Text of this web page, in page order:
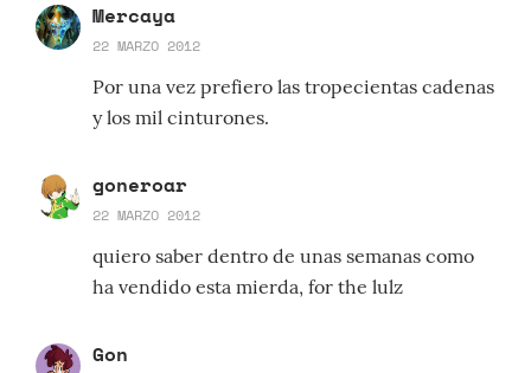
Mercaya
22 MARZO 2012
Por una vez prefiero las tropecientas cadenas
y los mil cinturones.
goneroar
22 MARZO 2012
quiero saber dentro de unas semanas como
ha vendido esta mierda, for the lulz
Gon